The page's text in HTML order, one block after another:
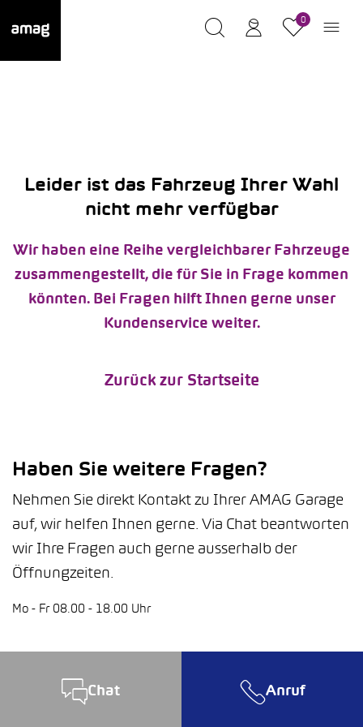
0
Leider ist das Fahrzeug Ihrer Wahl
nicht mehr verfügbar
Wir haben eine Reihe vergleichbarer Fahrzeuge
zusammengestellt, die für Sie in Frage kommen
könnten. Bei Fragen hilft Ihnen gerne unser
Kundenservice weiter.
Zurück zur Startseite
Haben Sie weitere Fragen?
Nehmen Sie direkt Kontakt zu Ihrer AMAG Garage
auf, wir helfen Ihnen gerne. Via Chat beantworten
wir Ihre Fragen auch gerne ausserhalb der
Öffnungzeiten.
Mo - Fr 08.00 - 18.00 Uhr
Chat Anruf